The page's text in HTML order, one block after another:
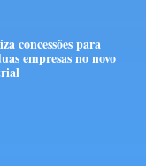
concessões para
empresas no novo